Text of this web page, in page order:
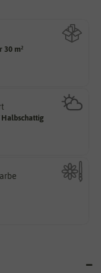
30 m²
viel ist enthalten
halbschattig,
mehrfarbig sein.